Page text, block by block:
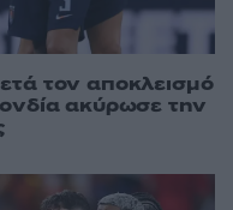
τον αποκλεισμό
ακύρωσε την